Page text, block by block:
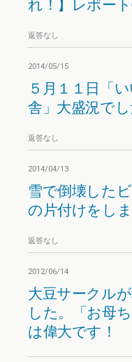
れ！】レポー
返答なし
2014/05/15
５月１１日「
舎」大盛況でし
返答なし
2014/04/13
雪で倒壊した
の片付けをしま
返答なし
2012/06/14
大豆サークル
した。「お母
は偉大です！